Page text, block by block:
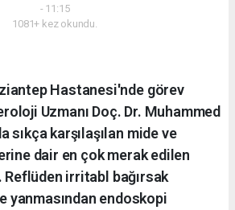
- 11:15
1081+ kez okundu.
Hastanesi'nde görev
Uzmanı Doç. Dr. Muhammed
sıkça karşılaşılan mide ve
dair en çok merak edilen
Reflüden irritabl bağırsak
yanmasından endoskopi